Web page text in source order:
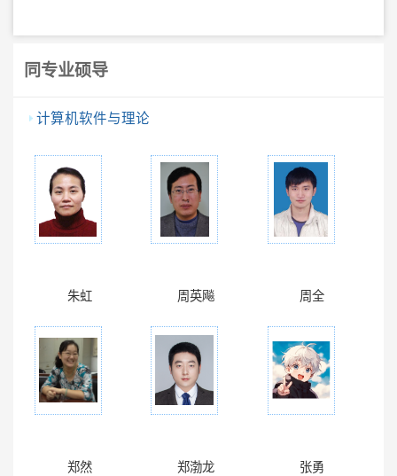
同专业硕导
计算机软件与理论
朱虹 周英飚 周全
郑然 郑渤龙 张勇